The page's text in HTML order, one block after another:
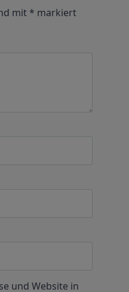
mit* markiert
und Website in